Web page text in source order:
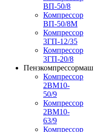
ВП-50/8
Компрессор
ВП-50/8М
Компрессор
3ГП-12/35
Компрессор
3ГП-20/8
Пензкомпрессормаш
Компрессор
2ВМ10-
50/9
Компрессор
2ВМ10-
63/9
Компрессор